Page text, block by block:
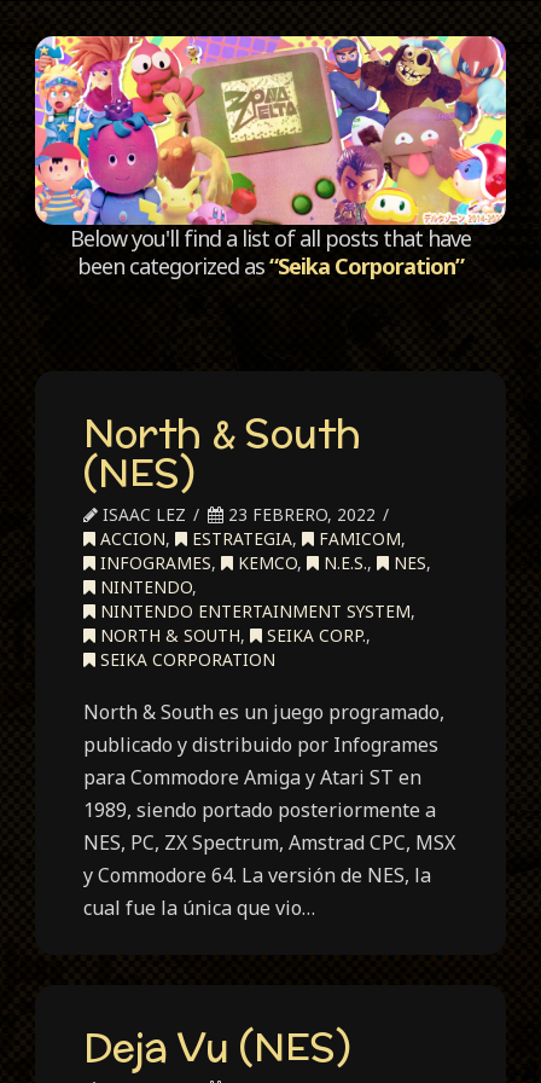
Below you'll find a list of all posts that have
been categorized as“Seika Corporation”
North & South
(NES)
ISAAC LEZ
23 FEBRERO, 2022
ACCION, ESTRATEGIA, FAMICOM,
INFOGRAMES, KEMCO, N.E.S., NES,
NINTENDO,
NINTENDO ENTERTAINMENT SYSTEM,
NORTH & SOUTH, SEIKA CORP.,
SEIKA CORPORATION
North & South es un juego programado,
publicado y distribuido por Infogrames
para Commodore Amiga y Atari ST en
1989, siendo portado posteriormente a
NES, PC, ZX Spectrum, Amstrad CPC, MSX
y Commodore 64. La versión de NES, la
cual fue la única que vio…
Deja Vu (NES)